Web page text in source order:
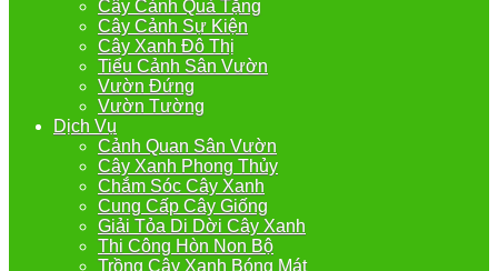
Cây Cảnh Quà Tặng
Cây Cảnh Sự Kiện
Cây Xanh Đô Thị
Tiểu Cảnh Sân Vườn
Vườn Đứng
Vườn Tường
Dịch Vụ
Cảnh Quan Sân Vườn
Cây Xanh Phong Thủy
Chắm Sóc Cây Xanh
Cung Cấp Cây Giống
Giải Tỏa Di Dời Cây Xanh
Thi Công Hòn Non Bộ
Trồng Cây Xanh Bóng Mát